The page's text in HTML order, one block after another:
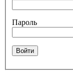
Пароль
Войти